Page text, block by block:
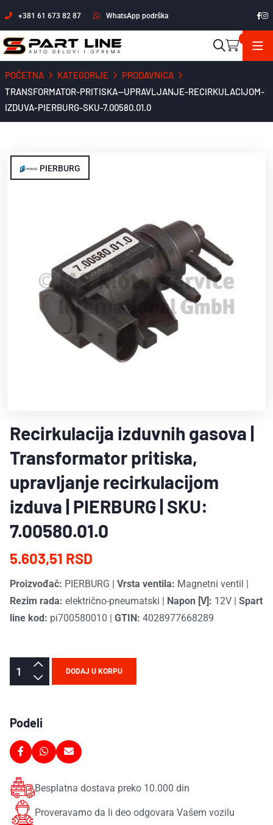
+381 61 673 82 87 WhatsApp podrška
POČETNA KATEGORIJE
PRODAVNICA
TRANSFORMATOR-PRITISKA--UPRAVLJANJE-RECIRKULACIJOM-
IZDUVA-PIERBURG-SKU-7.00580.01.0
PIERBURG
Recirkulacija izduvnih gasova |
Transformator pritiska,
upravljanje recirkulacijom
izduva | PIERBURG | SKU:
7.00580.01.0
5.603,51 RSD
Proizvođač: PIERBURG Vrsta ventila: Magnetni ventil
Rezim rada: električno-pneumatski Napon [V]: 12V
Spart
line kod: pi700580010 GTIN: 4028977668289
DODAJ U KORPU
Podeli
Besplatna dostava preko 10.000 din
Proveravamo da li deo odgovara Vašem vozilu